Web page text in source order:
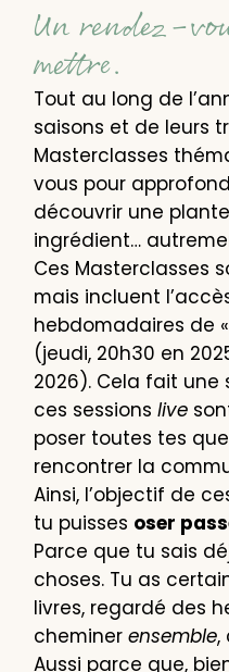
Un rendez-
mettre.
Tout au long de
saisons et de leurs
Masterclasses
vous pour
découvrir une
ingrédient…
Ces Masterclasses
mais incluent
hebdomadaires de
(jeudi, 20h30 en
2026). Cela fait
ces sessionslive
poser toutes tes
rencontrer la
Ainsi, l’objectif de
tu puisses oser
Parce que tu sais
choses. Tu as
livres, regardé des
cheminerensemble,
Aussi parce que,